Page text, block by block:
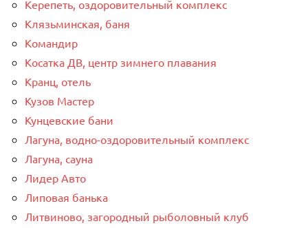
Керепеть, оздоровительный комплекс
Клязьминская, баня
Командир
Косатка ДВ, центр зимнего плавания
Кранц, отель
Кузов Мастер
Кунцевские бани
Лагуна, водно-оздоровительный комплекс
Лагуна, сауна
Лидер Авто
Липовая банька
Литвиново, загородный рыболовный клуб